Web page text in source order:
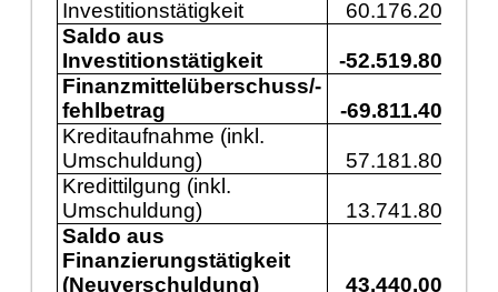
Investitionstätigkeit
60.176.200
Saldo aus
Investitionstätigkeit
-52.519.800
Finanzmittelüberschuss/-
fehlbetrag
-69.811.400
Kreditaufnahme (inkl.
Umschuldung)
57.181.800
Kredittilgung (inkl.
Umschuldung)
13.741.800
Saldo aus
Finanzierungstätigkeit
(Neuverschuldung)
43.440.000